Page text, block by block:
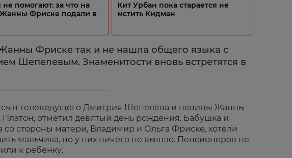
не помогают: за что на
Фриске подали в
Кит Урбан пока старается не
мстить Кидман
Фриске так и не нашла общего языка с
Шепелевым. Знаменитости вновь встретятся в
сын телеведущего Дмитрия Шепелева и певицы Жанны
отметил девятый день рождения. Бабушка и
со стороны матери, Владимир и Ольга Фриске, хотели
мальчика, но у них ничего не вышло. Пенсионеров не
к ребенку.